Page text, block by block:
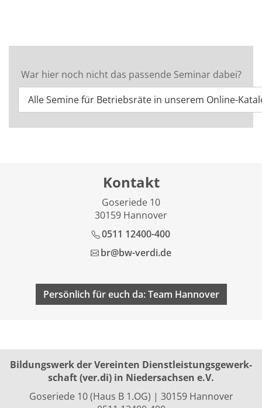
War hier noch nicht das passende Seminar dabei?
Alle Semine für Betriebsräte in unserem Online-
Kontakt
Goseriede 10
30159 Hannover
0511 12400-400
br@bw-verdi.de
Persönlich für euch da: Team Hannover
Bildungswerk der Vereinten Dienst­leis­tungs­ge­werk­
schaft (ver.di) in Niedersachsen e.V.
Goseriede 10 (Haus B 1.OG) | 30159 Hannover